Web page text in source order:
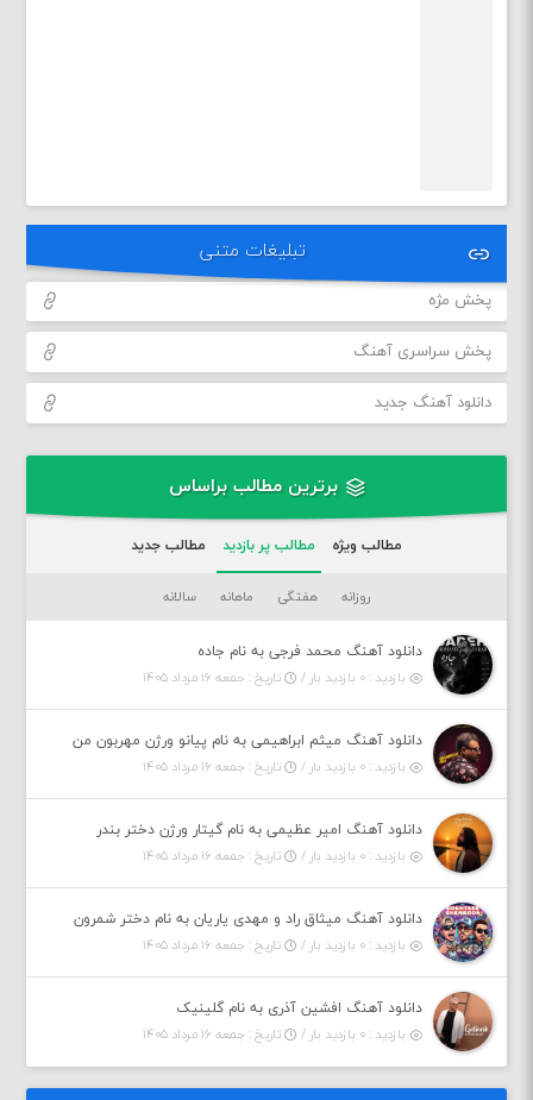
تبلیغات متنی
پخش مژه
پخش سراسری آهنگ
دانلود آهنگ جدید
برترین مطالب براساس
مطالب ویژه مطالب پر بازدید مطالب جدید
روزانه هفتگی ماهانه سالانه
دانلود آهنگ محمد فرجی به نام جاده
بازدید : ۰ بازدید بار /
تاریخ : جمعه ۱۶ مرداد ۱۴۰۵
دانلود آهنگ میثم ابراهیمی به نام پیانو ورژن مهربون من
بازدید : ۰ بازدید بار /
تاریخ : جمعه ۱۶ مرداد ۱۴۰۵
دانلود آهنگ امیر عظیمی به نام گیتار ورژن دختر بندر
بازدید : ۰ بازدید بار /
تاریخ : جمعه ۱۶ مرداد ۱۴۰۵
دانلود آهنگ میثاق راد و مهدی یاریان به نام دختر شمرون
بازدید : ۰ بازدید بار /
تاریخ : جمعه ۱۶ مرداد ۱۴۰۵
دانلود آهنگ افشین آذری به نام گلینیک
بازدید : ۰ بازدید بار /
تاریخ : جمعه ۱۶ مرداد ۱۴۰۵